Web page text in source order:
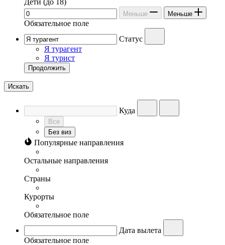
Дети (до 18)
Меньше Меньше
Обязательное поле
Статус
Я турагент
Я турист
Продолжить
Искать
Куда
Все
Без виз
Популярные направления
Остальные направления
Страны
Курорты
Обязательное поле
Дата вылета
Обязательное поле